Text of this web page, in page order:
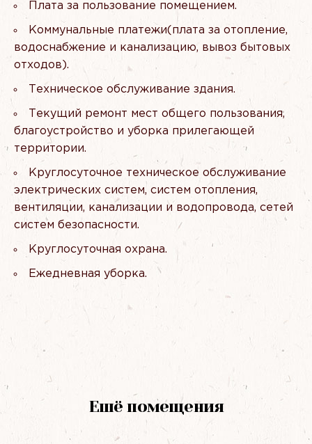
Плата за пользование помещением.
Коммунальные платежи(плата за отопление,
водоснабжение и канализацию, вывоз бытовых
отходов).
Техническое обслуживание здания.
Текущий ремонт мест общего пользования,
благоустройство и уборка прилегающей
территории.
Круглосуточное техническое обслуживание
электрических систем, систем отопления,
вентиляции, канализации и водопровода, сетей
систем безопасности.
Круглосуточная охрана.
Ежедневная уборка.
Ешё помещения